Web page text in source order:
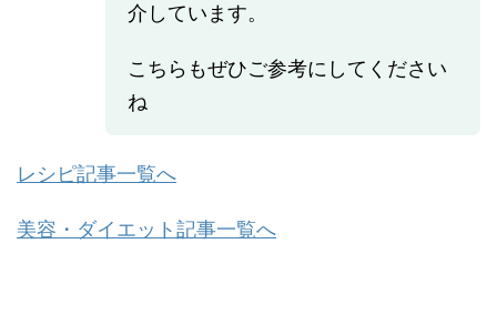
介しています。
こちらもぜひご参考にしてください
ね
レシピ記事一覧へ
美容・ダイエット記事一覧へ